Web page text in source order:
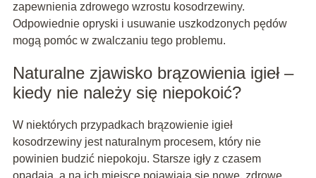
zapewnienia zdrowego wzrostu kosodrzewiny.
Odpowiednie opryski i usuwanie uszkodzonych pędów
mogą pomóc w zwalczaniu tego problemu.
Naturalne zjawisko brązowienia igieł –
kiedy nie należy się niepokoić?
W niektórych przypadkach brązowienie igieł
kosodrzewiny jest naturalnym procesem, który nie
powinien budzić niepokoju. Starsze igły z czasem